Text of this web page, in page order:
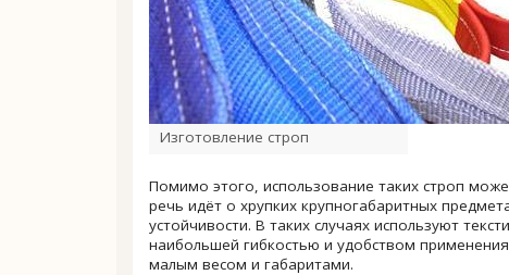
Изготовление строп
Помимо этого, использование таких строп
речь идёт о хрупких крупногабаритных
устойчивости. В таких случаях используют
наибольшей гибкостью и удобством
малым весом и габаритами.